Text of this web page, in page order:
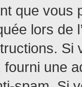
que
lors de
Si
une